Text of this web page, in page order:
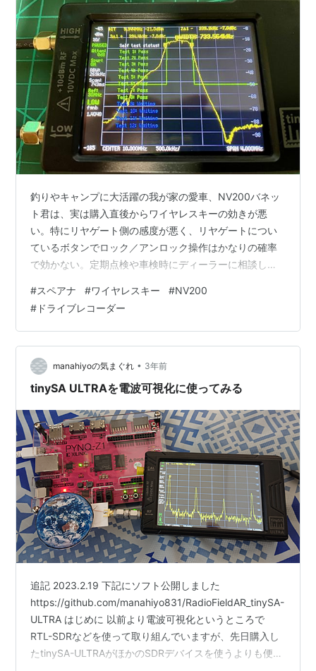
釣りやキャンプに大活躍の我が家の愛車、NV200バネッ
ト君は、実は購入直後からワイヤレスキーの効きが悪
い。特にリヤゲート側の感度が悪く、リヤゲートについ
ているボタンでロック／アンロック操作はかなりの確率
で効かない。定期点検や車検時にディーラーに相談した
くさが伝わらず今に至る．．． 電波関連には詳しくな
く、手持ちの測定機器もテスターや低速のポータブルオ
シロしかないため、Amazonを徘徊してこちらを購入。
→TinySA eituesy KUAMOO スペクトラムアナライザ
2021アップグレード 携帯型Tinysaスペクトラムアナライ
ザ 信号発生…
#スペアナ #ワイヤレスキー #NV200
# ドライブレコーダー
manahiyoの気まぐれ • 3年前
tinySA ULTRAを電波可視化に使ってみる
追記 2023.2.19 下記にソフト公開しました
https://github.com/manahiyo831/RadioFieldAR_tinySA-
ULTRA はじめに 以前より電波可視化というところで
RTL-SDRなどを使って取り組んでいますが、先日購入し
たtinySA-ULTRAがほかのSDRデバイスを使うよりも便利